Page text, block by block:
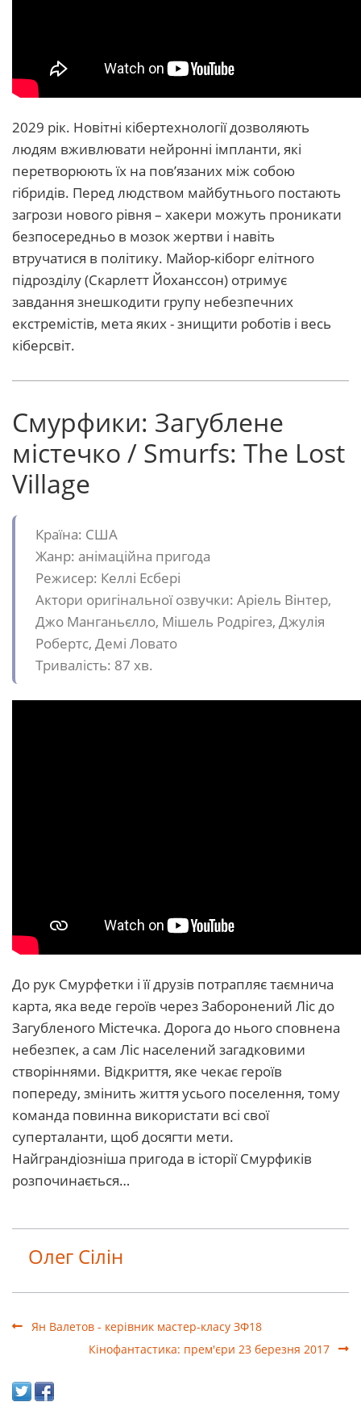
2029 рік. Новітні кібертехнології дозволяють
людям вживлювати нейронні імпланти, які
перетворюють їх на пов’язаних між собою
гібридів. Перед людством майбутнього постають
загрози нового рівня – хакери можуть проникати
безпосередньо в мозок жертви і навіть
втручатися в політику. Майор-кіборг елітного
підрозділу (Скарлетт Йоханссон) отримує
завдання знешкодити групу небезпечних
екстремістів, мета яких - знищити роботів і весь
кіберсвіт.
Смурфики: Загублене
містечко / Smurfs: The Lost
Village
Країна: США
Жанр: анімаційна пригода
Режисер: Келлі Есбері
Актори оригінальної озвучки: Аріель Вінтер,
Джо Манганьєлло, Мішель Родрігез, Джулія
Робертс, Демі Ловато
Тривалість: 87 хв.
До рук Смурфетки і її друзів потрапляє таємнича
карта, яка веде героїв через Заборонений Ліс до
Загубленого Містечка. Дорога до нього сповнена
небезпек, а сам Ліс населений загадковими
створіннями. Відкриття, яке чекає героїв
попереду, змінить життя усього поселення, тому
команда повинна використати всі свої
суперталанти, щоб досягти мети.
Найграндіозніша пригода в історії Смурфиків
розпочинається…
Олег Сілін
Ян Валетов - керівник мастер-класу ЗФ18
Кінофантастика: прем'єри 23 березня 2017